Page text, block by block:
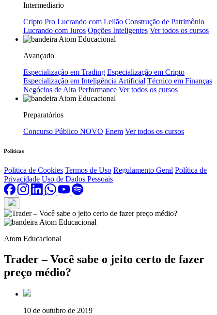
Intermediario
Cripto Pro Lucrando com Leilão Construção de Patrimônio
Lucrando com Juros Opções Inteligentes Ver todos os cursos
Avançado
Especialização em Trading Especialização em Cripto
Especialização em Inteligência Artificial Técnico em Finanças
Negócios de Alta Performance Ver todos os cursos
Preparatórios
Concurso Público NOVO Enem Ver todos os cursos
Políticas
Politica de Cookies Termos de Uso Regulamento Geral Política de
Privacidade Uso de Dados Pessoais
Atom Educacional
Trader – Você sabe o jeito certo de fazer
preço médio?
10 de outubro de 2019